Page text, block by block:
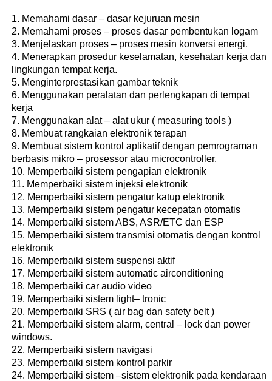
Memahami dasar – dasar kejuruan mesin
Memahami proses – proses dasar pembentukan logam
Menjelaskan proses – proses mesin konversi energi.
Menerapkan prosedur keselamatan, kesehatan kerja dan
lingkungan tempat kerja.
Menginterprestasikan gambar teknik
Menggunakan peralatan dan perlengkapan di tempat
kerja
Menggunakan alat – alat ukur ( measuring tools )
Membuat rangkaian elektronik terapan
Membuat sistem kontrol aplikatif dengan pemrograman
berbasis mikro – prosessor atau microcontroller.
Memperbaiki sistem pengapian elektronik
Memperbaiki sistem injeksi elektronik
Memperbaiki sistem pengatur katup elektronik
Memperbaiki sistem pengatur kecepatan otomatis
Memperbaiki sistem ABS, ASR/ETC dan ESP
Memperbaiki sistem transmisi otomatis dengan kontrol
elektronik
Memperbaiki sistem suspensi aktif
Memperbaiki sistem automatic airconditioning
Memperbaiki car audio video
Memperbaiki sistem light– tronic
Memperbaiki SRS ( air bag dan safety belt )
Memperbaiki sistem alarm, central – lock dan power
windows.
Memperbaiki sistem navigasi
Memperbaiki sistem kontrol parkir
Memperbaiki sistem –sistem elektronik pada kendaraan